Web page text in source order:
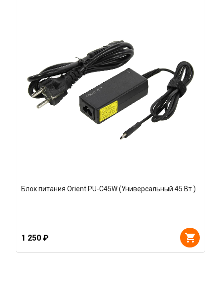
Блок питания Orient PU-C45W (Универсальный 45 Вт )
1 250 ₽